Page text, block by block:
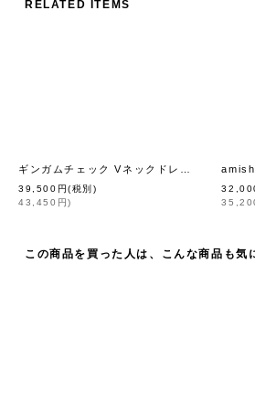
RELATED ITEMS
39,500 円(税別)
43,450 円)
この商品を買った人は、こんな商品も気